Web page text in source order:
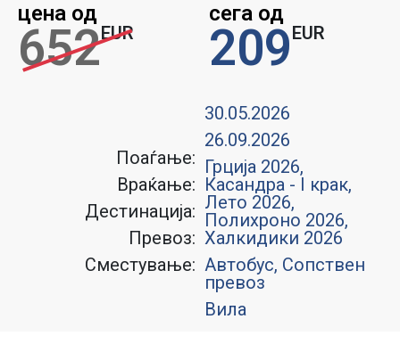
цена од
652EUR
сега од
209 EUR
Поаѓање:
Враќање:
Дестинација:
Превоз:
Сместување:
30.05.2026
26.09.2026
Грција 2026,
Касандра - I крак,
Лето 2026,
Полихроно 2026,
Халкидики 2026
Автобус, Сопствен
превоз
Вила